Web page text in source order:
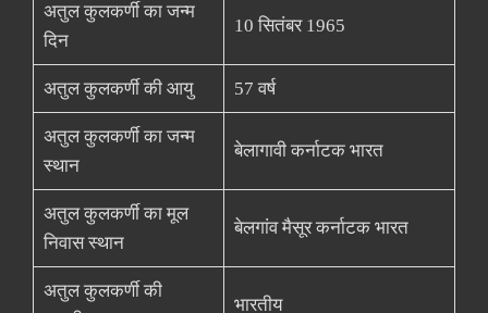
अतुल कुलकर्णी का जन्म
दिन
10 सितंबर 1965
अतुल कुलकर्णी की आयु 57 वर्ष
अतुल कुलकर्णी का जन्म
स्थान
बेलागावी कर्नाटक भारत
अतुल कुलकर्णी का मूल
निवास स्थान
बेलगांव मैसूर कर्नाटक भारत
अतुल कुलकर्णी की
भारतीय